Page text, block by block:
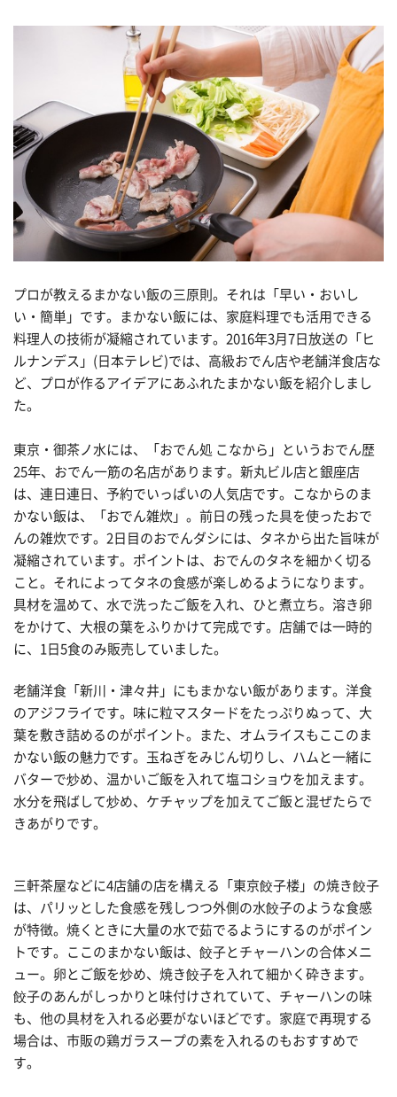
プロが教えるまかない飯の三原則。それは「早い・おいし
い・簡単」です。まかない飯には、家庭料理でも活用できる
料理人の技術が凝縮されています。2016年3月7日放送の「ヒ
ルナンデス」(日本テレビ)では、高級おでん店や老舗洋食店な
ど、プロが作るアイデアにあふれたまかない飯を紹介しまし
た。
東京・御茶ノ水には、「おでん処 こなから」というおでん歴
25年、おでん一筋の名店があります。新丸ビル店と銀座店
は、連日連日、予約でいっぱいの人気店です。こなからのま
かない飯は、「おでん雑炊」。前日の残った具を使ったおで
んの雑炊です。2日目のおでんダシには、タネから出た旨味が
凝縮されています。ポイントは、おでんのタネを細かく切る
こと。それによってタネの食感が楽しめるようになります。
具材を温めて、水で洗ったご飯を入れ、ひと煮立ち。溶き卵
をかけて、大根の葉をふりかけて完成です。店舗では一時的
に、1日5食のみ販売していました。
老舗洋食「新川・津々井」にもまかない飯があります。洋食
のアジフライです。味に粒マスタードをたっぷりぬって、大
葉を敷き詰めるのがポイント。また、オムライスもここのま
かない飯の魅力です。玉ねぎをみじん切りし、ハムと一緒に
バターで炒め、温かいご飯を入れて塩コショウを加えます。
水分を飛ばして炒め、ケチャップを加えてご飯と混ぜたらで
きあがりです。
三軒茶屋などに4店舗の店を構える「東京餃子楼」の焼き餃子
は、パリッとした食感を残しつつ外側の水餃子のような食感
が特徴。焼くときに大量の水で茹でるようにするのがポイン
トです。ここのまかない飯は、餃子とチャーハンの合体メニ
ュー。卵とご飯を炒め、焼き餃子を入れて細かく砕きます。
餃子のあんがしっかりと味付けされていて、チャーハンの味
も、他の具材を入れる必要がないほどです。家庭で再現する
場合は、市販の鶏ガラスープの素を入れるのもおすすめで
す。